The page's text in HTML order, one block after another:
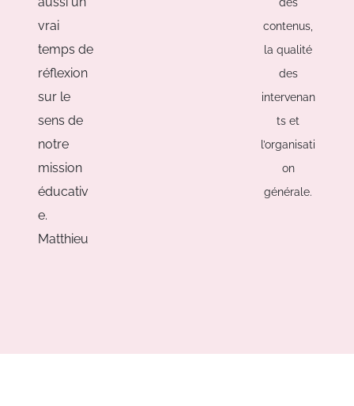
vrai
temps de
réflexion
sur le
sens de
notre
mission
éducativ
e.
Matthieu
contenus,
la qualité
des
intervenan
ts et
l’organisati
on
générale.